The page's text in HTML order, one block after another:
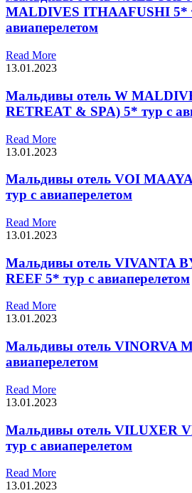
MALDIVES ITHAAFUSHI 5*
авиаперелетом
Read More
13.01.2023
Мальдивы отель W
RETREAT & SPA) 5* тур с
Read More
13.01.2023
Мальдивы отель VOI
тур с авиаперелетом
Read More
13.01.2023
Мальдивы отель VIVANTA
REEF 5* тур с авиаперелетом
Read More
13.01.2023
Мальдивы отель VINORVA
авиаперелетом
Read More
13.01.2023
Мальдивы отель VILUXER
тур с авиаперелетом
Read More
13.01.2023